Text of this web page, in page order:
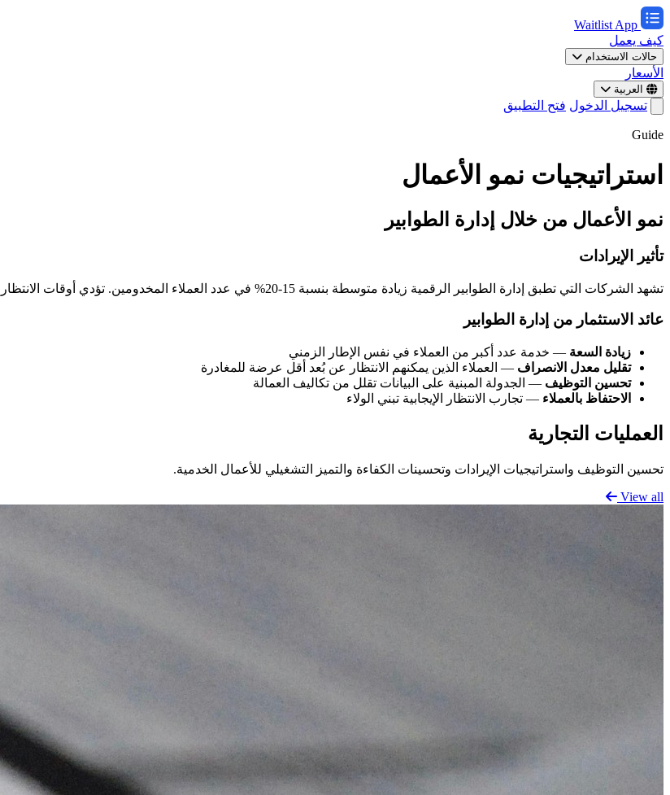
Waitlist App
كيف يعمل
حالات الاستخدام
الأسعار
العربية
تسجيل الدخول فتح التطبيق
Guide
استراتيجيات نمو الأعمال
نمو الأعمال من خلال إدارة الطوابير
تأثير الإيرادات
تشهد الشركات التي تطبق إدارة الطوابير الرقمية زيادة متوسطة بنسبة 15-20% في عدد العملاء المخدومين. تؤدي أوقات الانتظار الأقل إلى درجات رضا أعلى، وزيارات متكررة أكثر، وتوصيات أقوى من العملاء.
عائد الاستثمار من إدارة الطوابير
زيادة السعة — خدمة عدد أكبر من العملاء في نفس الإطار الزمني
تقليل معدل الانصراف — العملاء الذين يمكنهم الانتظار عن بُعد أقل عرضة للمغادرة
تحسين التوظيف — الجدولة المبنية على البيانات تقلل من تكاليف العمالة
الاحتفاظ بالعملاء — تجارب الانتظار الإيجابية تبني الولاء
العمليات التجارية
تحسين التوظيف واستراتيجيات الإيرادات وتحسينات الكفاءة والتميز التشغيلي للأعمال الخدمية.
View all